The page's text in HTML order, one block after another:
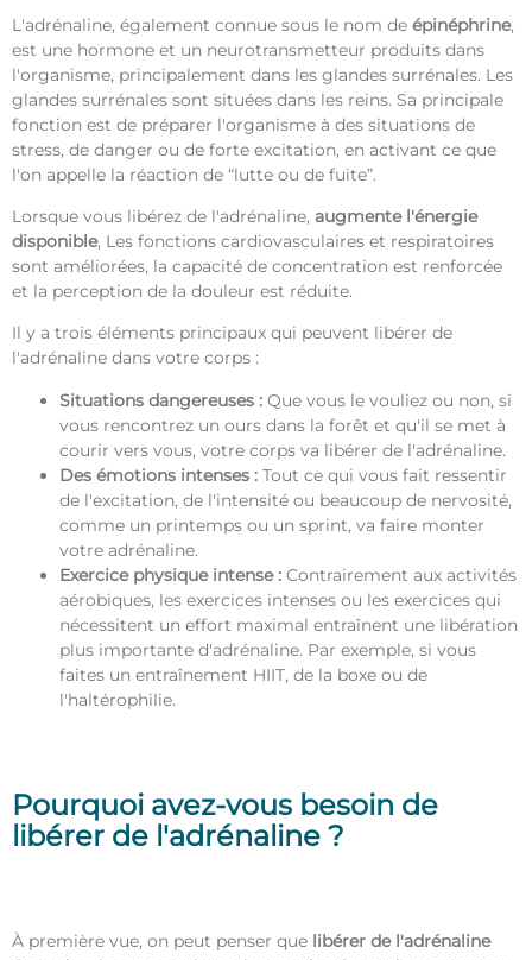
L'adrénaline, également connue sous le nom de épinéphrine,
est une hormone et un neurotransmetteur produits dans
l'organisme, principalement dans les glandes surrénales. Les
glandes surrénales sont situées dans les reins. Sa principale
fonction est de préparer l'organisme à des situations de
stress, de danger ou de forte excitation, en activant ce que
l'on appelle la réaction de “lutte ou de fuite”.
Lorsque vous libérez de l'adrénaline, augmente l'énergie
disponible, Les fonctions cardiovasculaires et respiratoires
sont améliorées, la capacité de concentration est renforcée
et la perception de la douleur est réduite.
Il y a trois éléments principaux qui peuvent libérer de
l'adrénaline dans votre corps :
Situations dangereuses : Que vous le vouliez ou non, si
vous rencontrez un ours dans la forêt et qu'il se met à
courir vers vous, votre corps va libérer de l'adrénaline.
Des émotions intenses : Tout ce qui vous fait ressentir
de l'excitation, de l'intensité ou beaucoup de nervosité,
comme un printemps ou un sprint, va faire monter
votre adrénaline.
Exercice physique intense : Contrairement aux activités
aérobiques, les exercices intenses ou les exercices qui
nécessitent un effort maximal entraînent une libération
plus importante d'adrénaline. Par exemple, si vous
faites un entraînement HIIT, de la boxe ou de
l'haltérophilie.
Pourquoi avez-vous besoin de
libérer de l'adrénaline ?
À première vue, on peut penser que libérer de l'adrénaline